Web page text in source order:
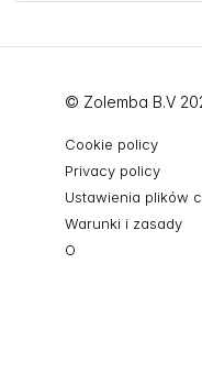
© Zolemba B.V
Cookie policy
Privacy policy
Ustawienia plików
Warunki i zasady
O